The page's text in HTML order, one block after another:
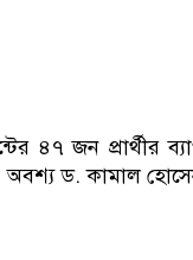
৪৭ জন প্রার্থীর
ড. কামাল